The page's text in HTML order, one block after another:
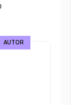
AUTOR